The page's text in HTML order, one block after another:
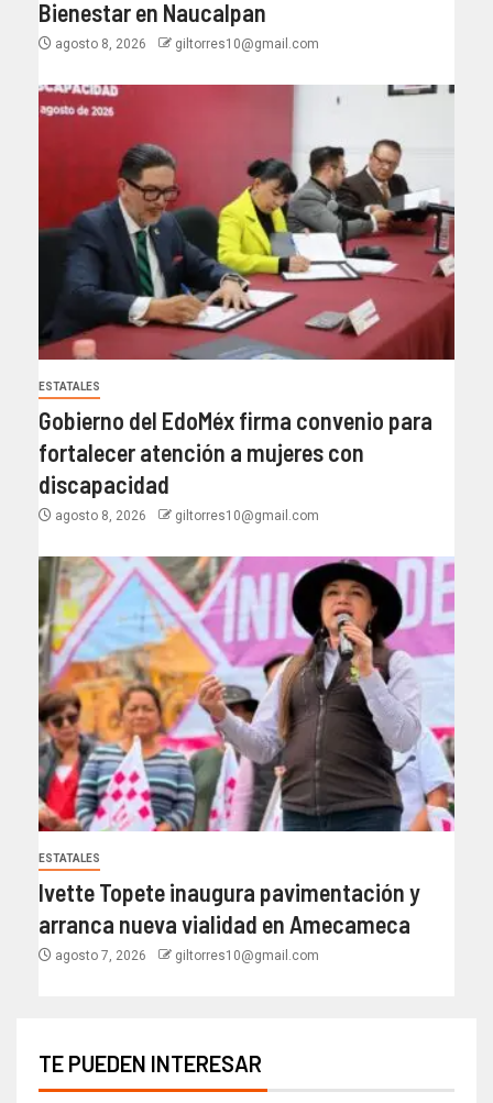
Bienestar en Naucalpan
agosto 8, 2026 giltorres10@gmail.com
ESTATALES
Gobierno del EdoMéx firma convenio para
fortalecer atención a mujeres con
discapacidad
agosto 8, 2026 giltorres10@gmail.com
ESTATALES
Ivette Topete inaugura pavimentación y
arranca nueva vialidad en Amecameca
agosto 7, 2026 giltorres10@gmail.com
TE PUEDEN INTERESAR